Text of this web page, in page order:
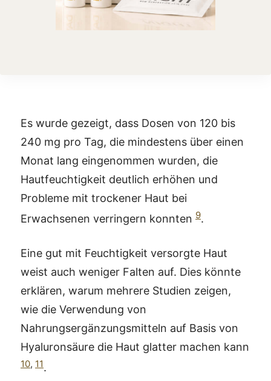
Es wurde gezeigt, dass Dosen von 120 bis
240 mg pro Tag, die mindestens über einen
Monat lang eingenommen wurden, die
Hautfeuchtigkeit deutlich erhöhen und
Probleme mit trockener Haut bei
Erwachsenen verringern konnten 9.
Eine gut mit Feuchtigkeit versorgte Haut
weist auch weniger Falten auf. Dies könnte
erklären, warum mehrere Studien zeigen,
wie die Verwendung von
Nahrungsergänzungsmitteln auf Basis von
Hyaluronsäure die Haut glatter machen kann
10, 11.